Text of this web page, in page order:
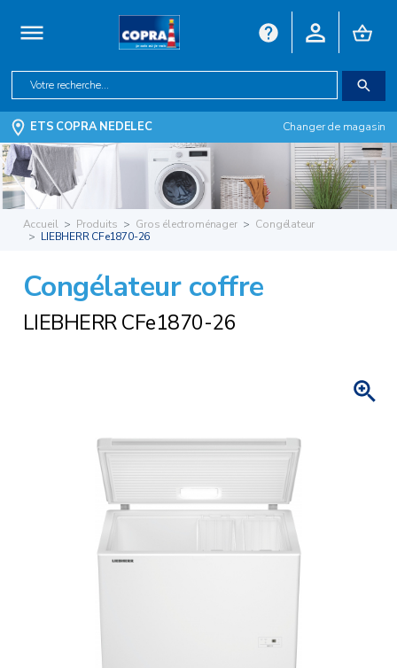
ETS COPRA NEDELEC Changer de magasin
Accueil Produits Gros électroménager
Congélateur
LIEBHERR CFe1870-26
Congélateur coffre
LIEBHERR CFe1870-26